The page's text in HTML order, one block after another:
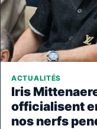
ACTUALITÉS
Iris
officialisent
nos nerfs